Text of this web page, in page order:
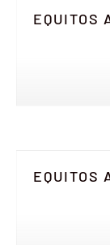
EQUITOS
EQUITOS